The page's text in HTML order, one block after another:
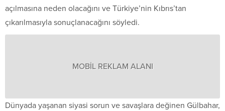
açılmasına neden olacağını ve Türkiye’nin Kıbrıs’tan
çıkarılmasıyla sonuçlanacağını söyledi.
MOBİL REKLAM ALANI
Dünyada yaşanan siyasi sorun ve savaşlara değinen Gülbahar,